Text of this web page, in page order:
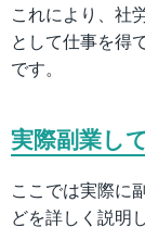
これにより、社
として仕事を得
です。
実際副業し
ここでは実際に
どを詳しく説明